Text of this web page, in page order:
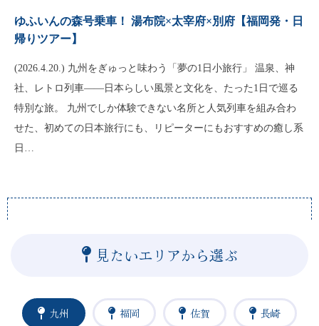
ゆふいんの森号乗車！ 湯布院×太宰府×別府【福岡発・日
帰りツアー】
(2026.4.20.) 九州をぎゅっと味わう「夢の1日小旅行」 温泉、神
社、レトロ列車——日本らしい風景と文化を、たった1日で巡る
特別な旅。 九州でしか体験できない名所と人気列車を組み合わ
せた、初めての日本旅行にも、リピーターにもおすすめの癒し系
日…
見たいエリアから選ぶ
九州 福岡 佐賀 長崎